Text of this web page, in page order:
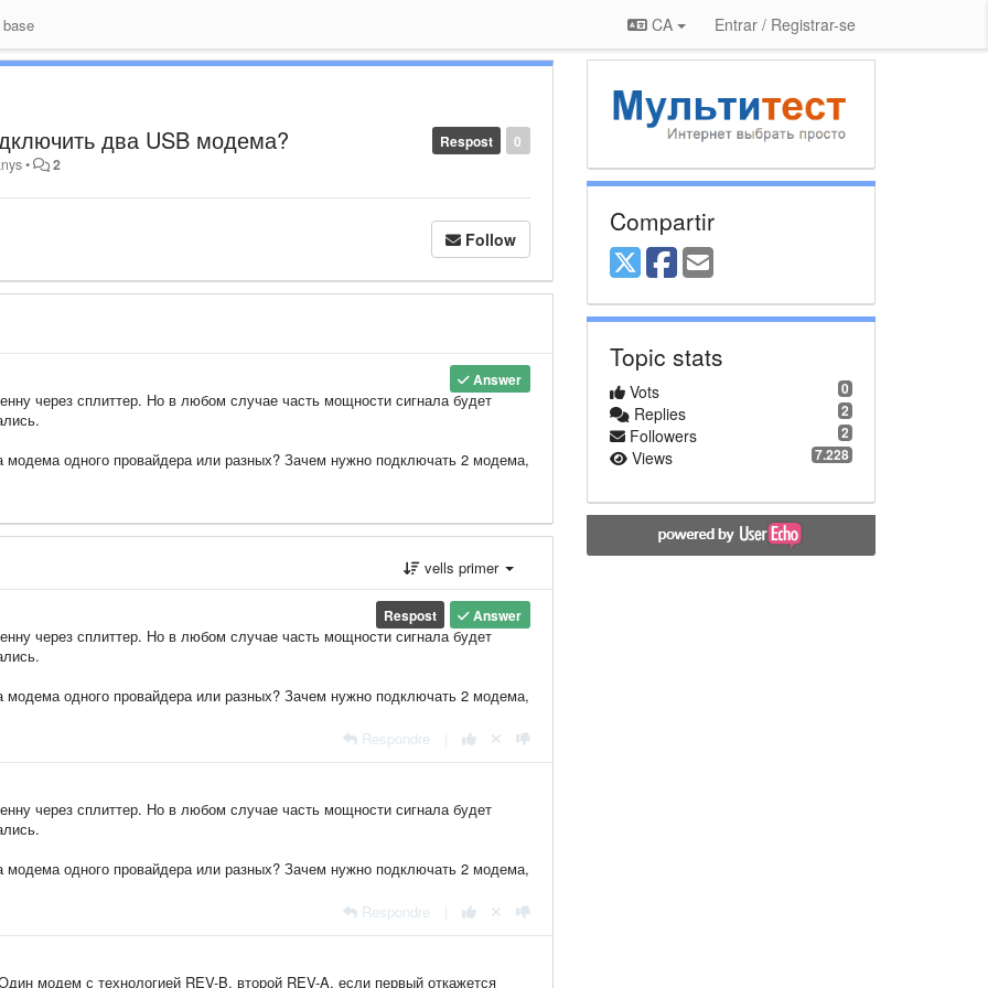
CA Entrar / Registrar-se
0
Respost
два USB модема?
• 2
Follow
Answer
через сплиттер. Но в любом случае часть мощности сигнала будет
модема одного провайдера или разных? Зачем нужно подключать 2 модема,
vells primer
Answer
Respost
через сплиттер. Но в любом случае часть мощности сигнала будет
модема одного провайдера или разных? Зачем нужно подключать 2 модема,
Respondre
через сплиттер. Но в любом случае часть мощности сигнала будет
модема одного провайдера или разных? Зачем нужно подключать 2 модема,
Respondre
модем с технологией REV-B, второй REV-A, если первый откажется
Compartir
Topic stats
0
Vots
2
Replies
2
Followers
7.228
Views